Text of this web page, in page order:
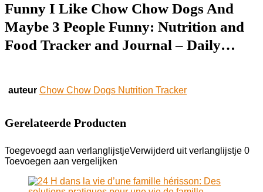
Funny I Like Chow Chow Dogs And
Maybe 3 People Funny: Nutrition and
Food Tracker and Journal – Daily…
auteur Chow Chow Dogs Nutrition Tracker
Gerelateerde Producten
Toegevoegd aan verlanglijstjeVerwijderd uit verlanglijstje 0
Toevoegen aan vergelijken